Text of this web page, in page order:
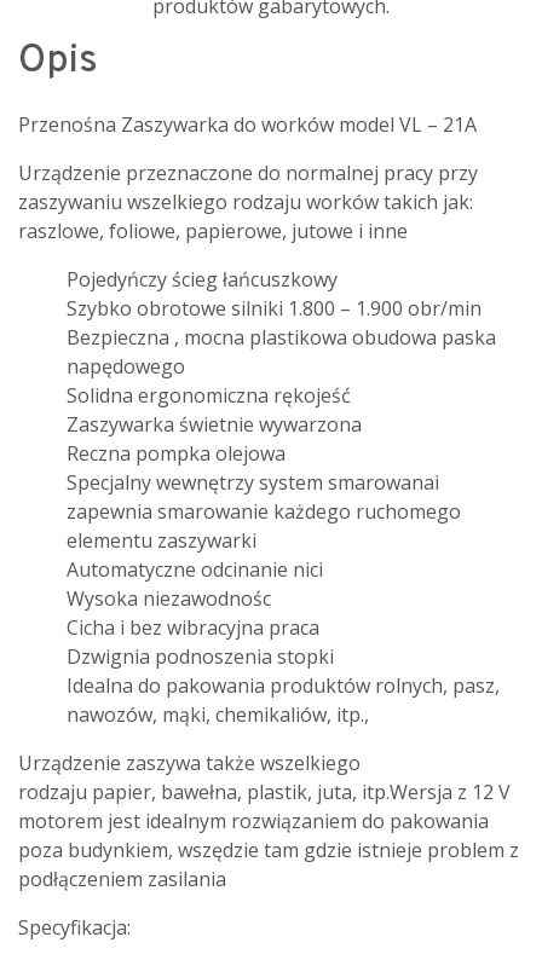
produktów gabarytowych.
Opis
Przenośna Zaszywarka do worków model VL – 21A
Urządzenie przeznaczone do normalnej pracy przy
zaszywaniu wszelkiego rodzaju worków takich jak:
raszlowe, foliowe, papierowe, jutowe i inne
Pojedyńczy ścieg łańcuszkowy
Szybko obrotowe silniki 1.800 – 1.900 obr/min
Bezpieczna , mocna plastikowa obudowa paska
napędowego
Solidna ergonomiczna rękojeść
Zaszywarka świetnie wywarzona
Reczna pompka olejowa
Specjalny wewnętrzy system smarowanai
zapewnia smarowanie każdego ruchomego
elementu zaszywarki
Automatyczne odcinanie nici
Wysoka niezawodnośc
Cicha i bez wibracyjna praca
Dzwignia podnoszenia stopki
Idealna do pakowania produktów rolnych, pasz,
nawozów, mąki, chemikaliów, itp.,
Urządzenie zaszywa także wszelkiego
rodzaju papier, bawełna, plastik, juta, itp.Wersja z 12 V
motorem jest idealnym rozwiązaniem do pakowania
poza budynkiem, wszędzie tam gdzie istnieje problem z
podłączeniem zasilania
Specyfikacja: